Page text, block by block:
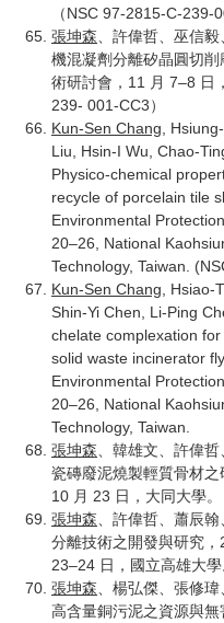
（NSC 97-2815-C-239-
張坤森 、許偉哲、巫信
機混凝劑分離矽晶圓切
術研討會，11 月 7–8 日
239- 001-CC3）
Kun-Sen Chang ,
Liu, Hsin-I Wu, Chao-
Physico-chemical
recycle of porcelain tile
Environmental
20–26, National
Technology, Taiwan.
Kun-Sen Chang ,
Shin-Yi Chen, Li-Ping
chelate complexation
solid waste incinerator
Environmental
20–26, National
Technology, Taiwan.
張坤森 、韓雄文、許偉
瓷磚廢泥燒製輕質骨材之
10 月 23 日，大同大學。
張坤森 、許偉哲、蕭辰
分離技術之開發與研究
23–24 日，國立高雄大
張坤森 、楊弘傑、張修
高含量銅污泥之資源與